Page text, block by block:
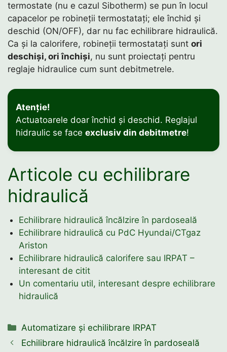
termostate (nu e cazul Sibotherm) se pun în locul
capacelor pe robineții termostatați; ele închid și
deschid (ON/OFF), dar nu fac echilibrare hidraulică.
Ca și la calorifere, robineții termostatați sunt ori
deschiși, ori închiși, nu sunt proiectați pentru
reglaje hidraulice cum sunt debitmetrele.
Atenție!
Actuatoarele doar închid și deschid. Reglajul
hidraulic se face exclusiv din debitmetre!
Articole cu echilibrare
hidraulică
Echilibrare hidraulică încălzire în pardoseală
Echilibrare hidraulică cu PdC Hyundai/CTgaz
Ariston
Echilibrare hidraulică calorifere sau IRPAT –
interesant de citit
Un comentariu util, interesant despre echilibrare
hidraulică
Categorii
Automatizare și echilibrare IRPAT
Echilibrare hidraulică încălzire în pardoseală